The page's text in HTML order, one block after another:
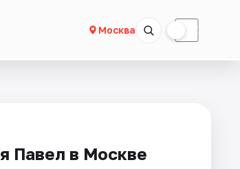
Москва ☾
Павел в Москве